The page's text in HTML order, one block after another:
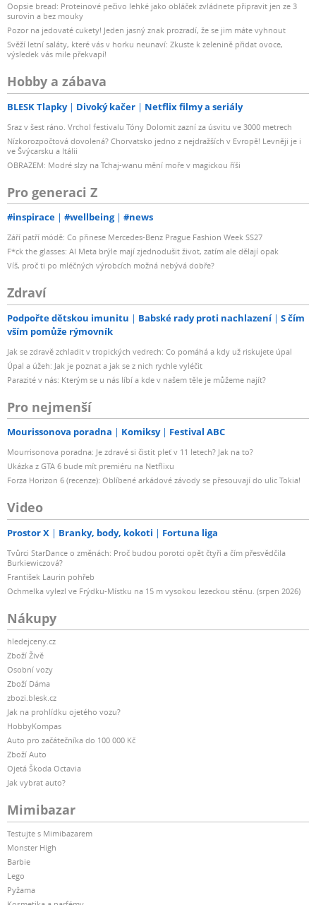
Oopsie bread: Proteinové pečivo lehké jako obláček zvládnete připravit jen ze 3
surovin a bez mouky
Pozor na jedovaté cukety! Jeden jasný znak prozradí, že se jim máte vyhnout
Svěží letní saláty, které vás v horku neunaví: Zkuste k zelenině přidat ovoce,
výsledek vás mile překvapí!
Hobby a zábava
BLESK Tlapky Divoký kačer Netflix filmy a seriály
Sraz v šest ráno. Vrchol festivalu Tóny Dolomit zazní za úsvitu ve 3000 metrech
Nízkorozpočtová dovolená? Chorvatsko jedno z nejdražších v Evropě! Levněji je i
ve Švýcarsku a Itálii
OBRAZEM: Modré slzy na Tchaj-wanu mění moře v magickou říši
Pro generaci Z
#inspirace #wellbeing #news
Září patří módě: Co přinese Mercedes-Benz Prague Fashion Week SS27
F*ck the glasses: AI Meta brýle mají zjednodušit život, zatím ale dělají opak
Víš, proč ti po mléčných výrobcích možná nebývá dobře?
Zdraví
Podpořte dětskou imunitu Babské rady proti nachlazení
S čím
vším pomůže rýmovník
Jak se zdravě zchladit v tropických vedrech: Co pomáhá a kdy už riskujete úpal
Úpal a úžeh: Jak je poznat a jak se z nich rychle vyléčit
Parazité v nás: Kterým se u nás líbí a kde v našem těle je můžeme najít?
Pro nejmenší
Mourissonova poradna Komiksy Festival ABC
Mourrisonova poradna: Je zdravé si čistit pleť v 11 letech? Jak na to?
Ukázka z GTA 6 bude mít premiéru na Netflixu
Forza Horizon 6 (recenze): Oblíbené arkádové závody se přesouvají do ulic Tokia!
Video
Prostor X Branky, body, kokoti Fortuna liga
Tvůrci StarDance o změnách: Proč budou porotci opět čtyři a čím přesvědčila
Burkiewiczová?
František Laurin pohřeb
Ochmelka vylezl ve Frýdku-Místku na 15 m vysokou lezeckou stěnu. (srpen 2026)
Nákupy
hledejceny.cz
Zboží Živě
Osobní vozy
Zboží Dáma
zbozi.blesk.cz
Jak na prohlídku ojetého vozu?
HobbyKompas
Auto pro začátečníka do 100 000 Kč
Zboží Auto
Ojetá Škoda Octavia
Jak vybrat auto?
Mimibazar
Testujte s Mimibazarem
Monster High
Barbie
Lego
Pyžama